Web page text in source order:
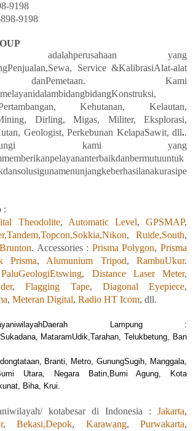
9198
9198
adalahperusahaan yang
Service &KalibrasiAlat-alat
Kami
bidangKonstruksi,
Kehutanan, Kelautan,
Dirling, Migas, Militer, Eksplorasi,
Geologist, Perkebunan KelapaSawit, dll..
kami
yang
:
Theodolite, Automatic Level,GPSMAP,
Tandem,Topcon,Sokkia,Nikon, Ruide,South,
Brunton. Accessories : Prisma Polygon,Prisma
Prisma,Alumunium Tripod,RambuUkur.
PaluGeologiEtswing, Distance Laser Meter,
,Flagging Tape, Diagonal Eyepiece,
, Meteran Digital, Radio HT Icom, dll.
Lampung :
MataramUdik,Tarahan, Telukbetung, Ban
Branti, Metro, GunungSugih, Manggala,
Utara, Negara Batin,Bumi Agung, Kota
Biha, Krui.
kotabesar di Indonesia : Jakarta,
, Bekasi,Depok, Karawang, Purwakarta,